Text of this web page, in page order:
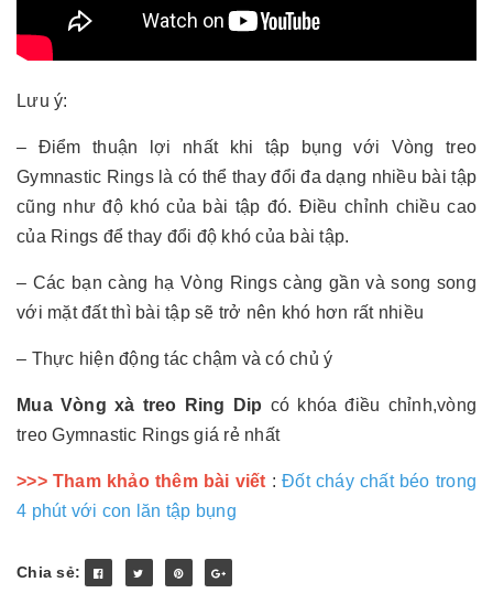
Lưu ý:
– Điểm thuận lợi nhất khi tập bụng với Vòng treo
Gymnastic Rings là có thể thay đổi đa dạng nhiều bài tập
cũng như độ khó của bài tập đó. Điều chỉnh chiều cao
của Rings để thay đổi độ khó của bài tập.
– Các bạn càng hạ Vòng Rings càng gần và song song
với mặt đất thì bài tập sẽ trở nên khó hơn rất nhiều
– Thực hiện động tác chậm và có chủ ý
Mua Vòng xà treo Ring Dip có khóa điều chỉnh,vòng
treo Gymnastic Rings giá rẻ nhất
>>> Tham khảo thêm bài viết :Đốt cháy chất béo trong
4 phút với con lăn tập bụng
Chia sẻ: